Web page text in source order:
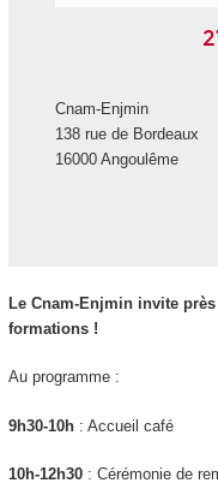
Cnam-Enjmin
138 rue de Bordeaux
16000 Angoulême
Le Cnam-Enjmin invite
formations !
Au programme :
9h30-10h: Accueil café
10h-12h30: Cérémonie de